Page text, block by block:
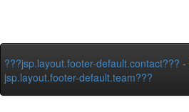
???jsp.layout.footer-default.contact??? -
jsp.layout.footer-default.team???